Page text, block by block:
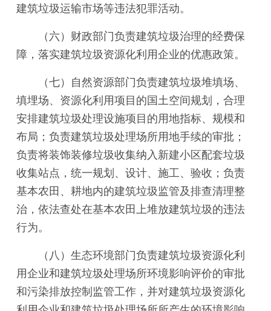
建筑垃圾运输市场等违法犯罪活动。
（六）财政部门负责建筑垃圾治理的经费保
障，落实建筑垃圾资源化利用企业的优惠政策。
（七）自然资源部门负责建筑垃圾堆填场、
填埋场、资源化利用项目的国土空间规划，合理
安排建筑垃圾处理设施项目的用地指标、规模和
布局；负责建筑垃圾处理场所用地手续的审批；
负责将装饰装修垃圾收集纳入新建小区配套垃圾
收集站点，统一规划、设计、施工、验收；负责
基本农田、耕地内的建筑垃圾监管及排查清理整
治，依法查处在基本农田上堆放建筑垃圾的违法
行为。
（八）生态环境部门负责建筑垃圾资源化利
用企业和建筑垃圾处理场所环境影响评价的审批
和污染排放控制监管工作，并对建筑垃圾资源化